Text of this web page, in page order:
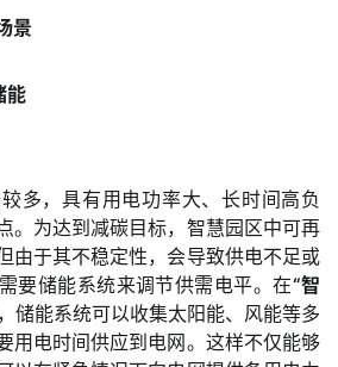
景
能
多，具有用电功率大、长时间高负
。为达到减碳目标，智慧园区中可再
由于其不稳定性，会导致供电不足或
要储能系统来调节供需电平。在“智
储能系统可以收集太阳能、风能等多
用电时间供应到电网。这样不仅能够